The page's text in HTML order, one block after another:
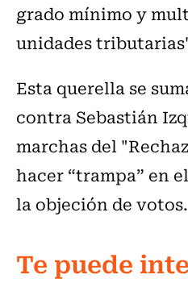
grado mínimo y
unidades
Esta querella se
contra Sebastián
marchas del
hacer “trampa” en
la objeción de votos.
Te puede